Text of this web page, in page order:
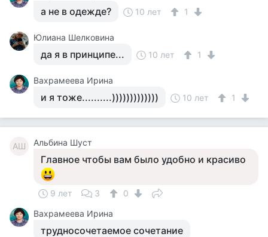
а не в одежде? 10 лет 1
Юлиана Шелковина
да я в принципе... 10 лет 1
Вахрамеева Ирина
и я тоже..........))))))))))))) 10 лет 1
АШ Альбина Шуст
Главное чтобы вам было удобно и красиво
9 лет 3
0
Вахрамеева Ирина
трудносочетаемое сочетание